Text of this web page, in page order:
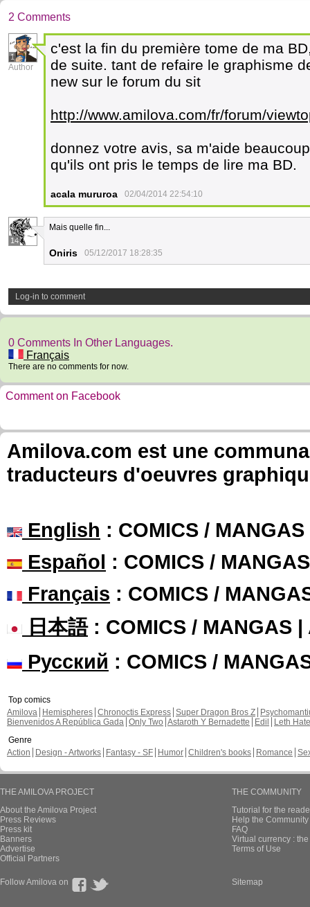
2 Comments
1
Author
c'est la fin du première tome de ma
de suite. tant de refaire le graphisme
new sur le forum du sit
http://www.amilova.com/fr/forum/
donnez votre avis, sa m'aide
qu'ils ont pris le temps de lire ma BD.
acala mururoa 02/04/2014 22:54:10
14
Mais quelle fin...
Oniris 05/12/2017 18:28:35
Log-in to comment
0 Comments In Other Languages.
Français
There are no comments for now.
Comment on Facebook
Amilova.com est une
traducteurs d'oeuvres
English : COMICS /
Español : COMICS /
Français : COMICS /
日本語: COMICS / MANGAS |
Русский : COMICS /
Top comics
Amilova
Hemispheres Chronoctis Express Super Dragon Bros Z
Bienvenidos A República Gada Only Two Astaroth Y Bernadette Edil
Leth Hate
Genre
Action
Design - Artworks Fantasy - SF Humor Children's books Romance
THE AMILOVA PROJECT
About the Amilova Project
Press Reviews
Press kit
Banners
Advertise
Official Partners
THE COMMUNITY
Tutorial for the
Help the
FAQ
Virtual currency :
Terms of Use
Follow Amilova on Sitemap